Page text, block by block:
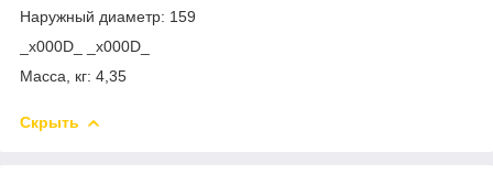
Наружный диаметр: 159
_x000D_ _x000D_
Масса, кг: 4,35
Скрыть